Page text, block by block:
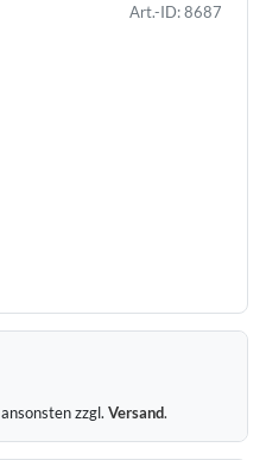
Art.-ID:8687
zzgl. Versand.